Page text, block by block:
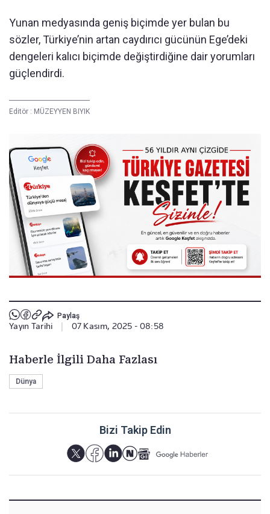
Yunan medyasında geniş biçimde yer bulan bu
sözler, Türkiye’nin artan caydırıcı gücünün Ege’deki
dengeleri kalıcı biçimde değiştirdiğine dair yorumları
güçlendirdi.
Editör : MÜZEYYEN BIYIK
Paylaş
Yayın Tarihi 07 Kasım, 2025 - 08:58
Haberle İlgili Daha Fazlası
Dünya
Bizi Takip Edin